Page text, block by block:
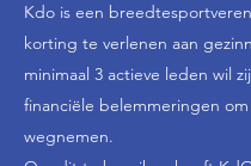
Kdo is een
korting te verlenen aan
minimaal 3 actieve leden wil
financiële belemmeringen
wegnemen.